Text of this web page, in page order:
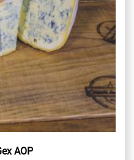
page
du
produit
AOP